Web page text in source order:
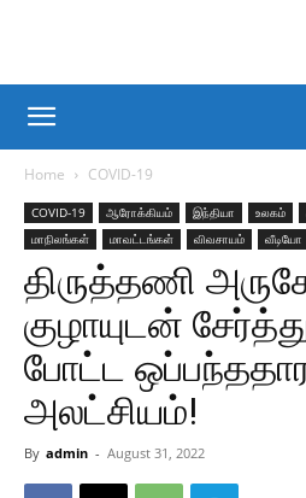
Home COVID-19
COVID-19 ஆரோக்கியம் இந்தியா உலகம்
மாநிலங்கள்
மாவட்டங்கள் விவசாயம் வீடியோ
திருத்தணி அருகே
குழாயுடன்
போட்ட
அலட்சியம்!
By admin - August 31, 2022